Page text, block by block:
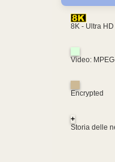
8K - Ultra HD
Video:
Encrypted
+
Storia delle